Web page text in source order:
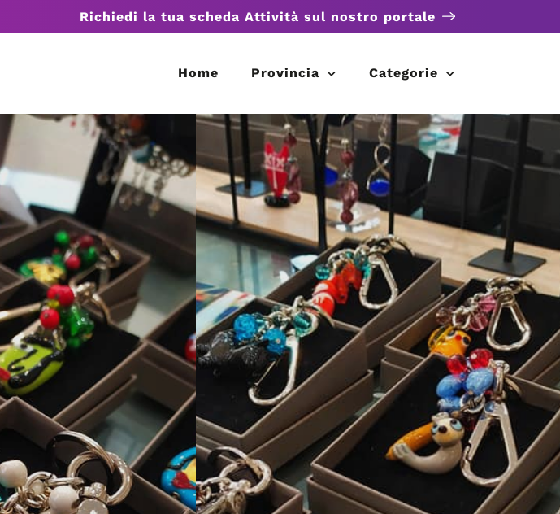
Richiedi la tua scheda Attività sul nostro portale
Home Provincia Categorie